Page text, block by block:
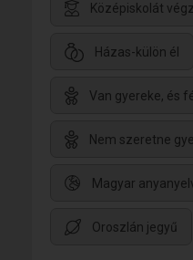
Középiskolát
Házas-külön él
Van gyereke, és
Nem szeretne
Magyar
Oroszlán jegyű